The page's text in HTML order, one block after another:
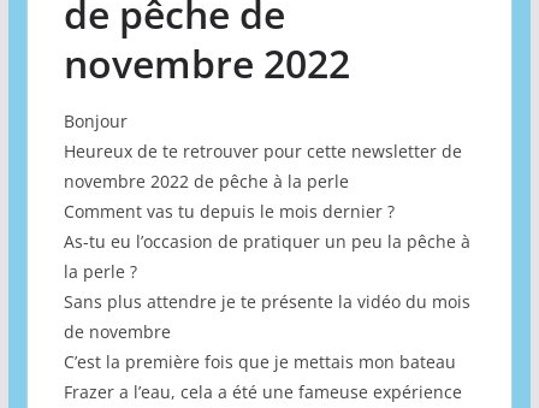
de pêche de
novembre 2022
Bonjour
Heureux de te retrouver pour cette newsletter de
novembre 2022 de pêche à la perle
Comment vas tu depuis le mois dernier ?
As-tu eu l’occasion de pratiquer un peu la pêche à
la perle ?
Sans plus attendre je te présente la vidéo du mois
de novembre
C’est la première fois que je mettais mon bateau
Frazer a l’eau, cela a été une fameuse expérience